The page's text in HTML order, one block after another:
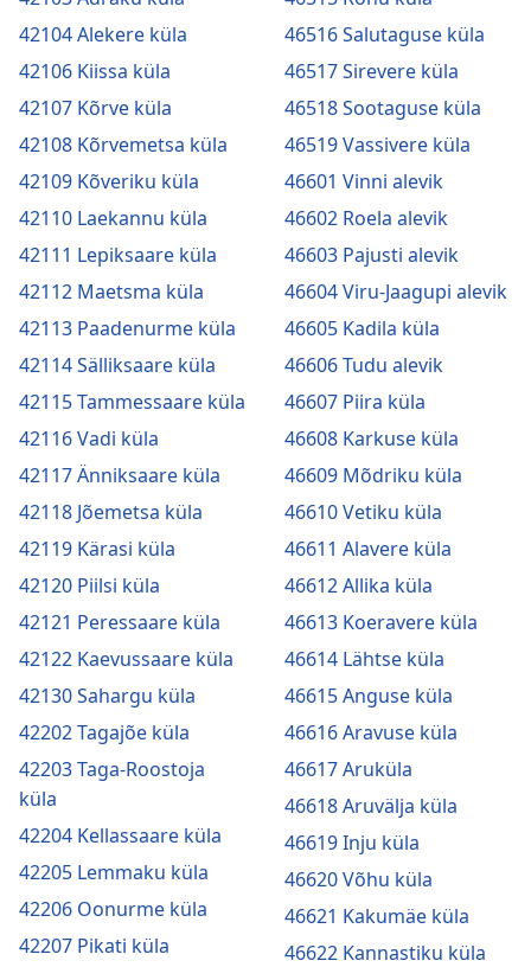
42104 Alekere küla
42106 Kiissa küla
42107 Kõrve küla
42108 Kõrvemetsa küla
42109 Kõveriku küla
42110 Laekannu küla
42111 Lepiksaare küla
42112 Maetsma küla
42113 Paadenurme küla
42114 Sälliksaare küla
42115 Tammessaare küla
42116 Vadi küla
42117 Änniksaare küla
42118 Jõemetsa küla
42119 Kärasi küla
42120 Piilsi küla
42121 Peressaare küla
42122 Kaevussaare küla
42130 Sahargu küla
42202 Tagajõe küla
42203 Taga-Roostoja
küla
42204 Kellassaare küla
42205 Lemmaku küla
42206 Oonurme küla
42207 Pikati küla
46516 Salutaguse küla
46517 Sirevere küla
46518 Sootaguse küla
46519 Vassivere küla
46601 Vinni alevik
46602 Roela alevik
46603 Pajusti alevik
46604 Viru-Jaagupi alevik
46605 Kadila küla
46606 Tudu alevik
46607 Piira küla
46608 Karkuse küla
46609 Mõdriku küla
46610 Vetiku küla
46611 Alavere küla
46612 Allika küla
46613 Koeravere küla
46614 Lähtse küla
46615 Anguse küla
46616 Aravuse küla
46617 Aruküla
46618 Aruvälja küla
46619 Inju küla
46620 Võhu küla
46621 Kakumäe küla
46622 Kannastiku küla